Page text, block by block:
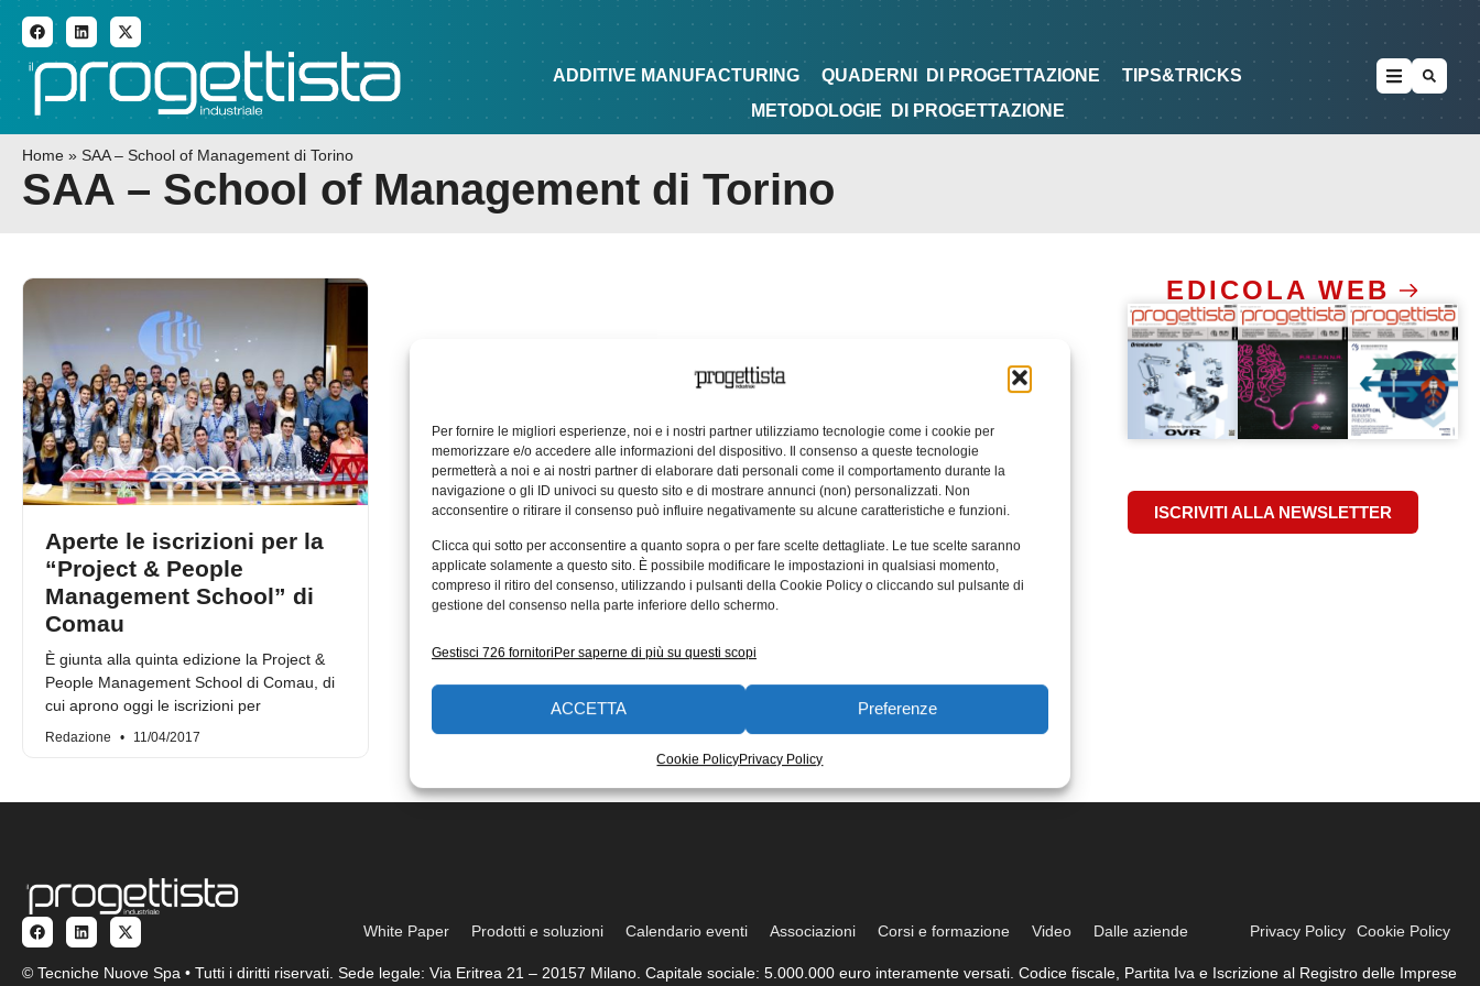
Per fornire le migliori esperienze, noi e i nostri partner utilizziamo tecnologie come i cookie per
memorizzare e/o accedere alle informazioni del dispositivo. Il consenso a queste tecnologie
permetterà a noi e ai nostri partner di elaborare dati personali come il comportamento durante la
navigazione o gli ID univoci su questo sito e di mostrare annunci (non) personalizzati. Non
acconsentire o ritirare il consenso può influire negativamente su alcune caratteristiche e funzioni.
Clicca qui sotto per acconsentire a quanto sopra o per fare scelte dettagliate. Le tue scelte saranno
applicate solamente a questo sito. È possibile modificare le impostazioni in qualsiasi momento,
compreso il ritiro del consenso, utilizzando i pulsanti della Cookie Policy o cliccando sul pulsante di
gestione del consenso nella parte inferiore dello schermo.
Gestisci 726 fornitoriPer saperne di più su questi scopi
ACCETTA Preferenze
Cookie PolicyPrivacy Policy
ADDITIVE MANUFACTURING QUADERNI DI PROGETTAZIONE TIPS&TRICKS METODOLOGIE DI PROGETTAZIONE
ADDITIVE MANUFACTURING QUADERNI DI PROGETTAZIONE
TIPS&TRICKS
METODOLOGIE
DI PROGETTAZIONE
Home » SAA – School of Management di Torino
SAA – School of Management di Torino
Aperte le iscrizioni per la
“Project & People
Management School” di
Comau
È giunta alla quinta edizione la Project &
People Management School di Comau, di
cui aprono oggi le iscrizioni per
Redazione 11/04/2017
EDICOLA WEB
ISCRIVITI ALLA NEWSLETTER
White Paper Prodotti e soluzioni Calendario eventi Associazioni Corsi e formazione Video Dalle aziende Privacy Policy Cookie Policy
© Tecniche Nuove Spa • Tutti i diritti riservati. Sede legale: Via Eritrea 21 – 20157 Milano. Capitale sociale: 5.000.000 euro interamente versati. Codice fiscale, Partita Iva e Iscrizione al Registro delle Imprese